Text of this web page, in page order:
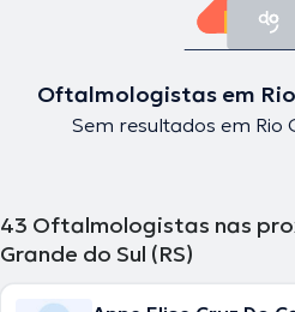
Oftalmologistas em Rio
Sem resultados em Rio
43 Oftalmologistas nas
Grande do Sul (RS)